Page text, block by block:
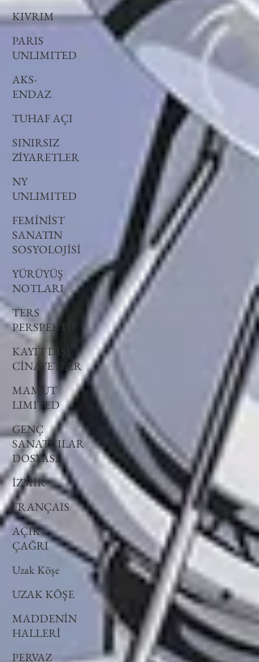
KIVRIM
PARIS
UNLIMITED
AKS-
ENDAZ
TUHAF AÇI
SINIRSIZ
ZİYARETLER
NY
UNLIMITED
FEMİNİST
SANATIN
SOSYOLOJİSİ
YÜRÜYÜŞ
NOTLARI
TERS
PERSPEKTİF
KAYIT DIŞI
CİNAYETLER
MAMUT
LIMITED
GENÇ
SANATÇILAR
DOSYASI
İZMİR
FRANÇAIS
AÇIK
ÇAĞRI
Uzak Köşe
UZAK KÖŞE
MADDENİN
HALLERİ
PERVAZ